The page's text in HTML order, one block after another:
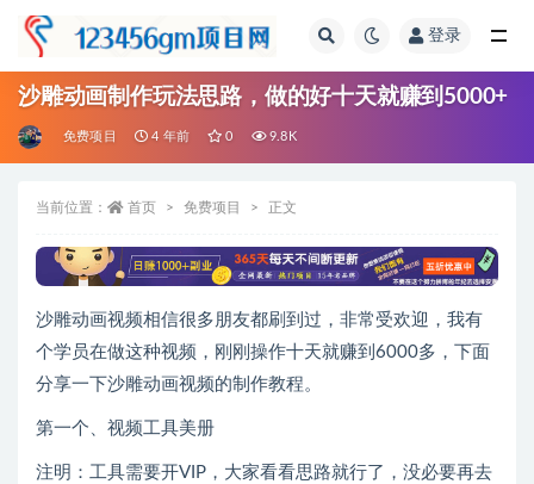
登录
沙雕动画制作玩法思路，做的好十天就赚到5000+
免费项目 4 年前 0 9.8K
当前位置： 首页 免费项目 正文
沙雕动画视频相信很多朋友都刷到过，非常受欢迎，我有
个学员在做这种视频，刚刚操作十天就赚到6000多，下面
分享一下沙雕动画视频的制作教程。
第一个、视频工具美册
注明：工具需要开VIP，大家看看思路就行了，没必要再去